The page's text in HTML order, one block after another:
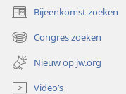
Bijeenkomst zoeken
(opent
nieuw
venster)
Congres zoeken
(opent
nieuw
venster)
Nieuw op jw.org
Video’s